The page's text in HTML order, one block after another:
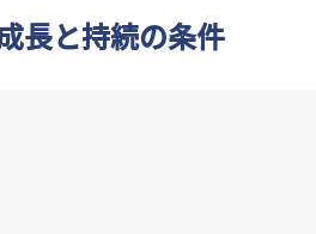
長と持続の条件